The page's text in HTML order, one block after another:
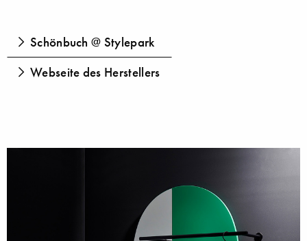
Schönbuch @ Stylepark
Webseite des Herstellers